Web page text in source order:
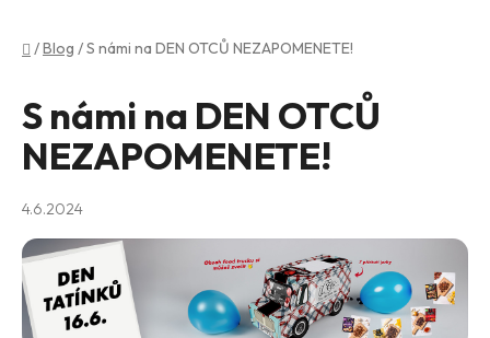
Domů
/Blog /S námi na DEN OTCŮ NEZAPOMENETE!
S námi na DEN OTCŮ
NEZAPOMENETE!
4.6.2024